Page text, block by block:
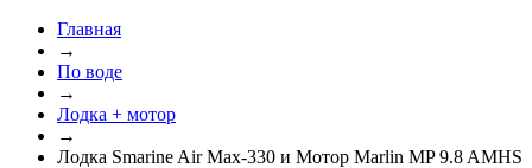
Главная
→
По воде
→
Лодка + мотор
→
Лодка Smarine Air Max-330 и Мотор Marlin MP 9.8 AMHS